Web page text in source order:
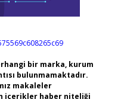
bir marka, kurum
bulunmamaktadır.
makaleler
içerikler haber niteliği